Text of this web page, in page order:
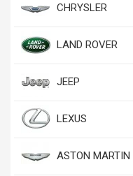
CHRYSLER
LAND ROVER
JEEP
LEXUS
ASTON MARTIN